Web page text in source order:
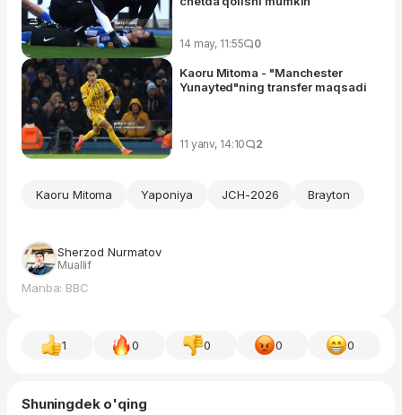
14 may, 11:55 0
Kaoru Mitoma - "Manchester
Yunayted"ning transfer maqsadi
11 yanv, 14:10 2
Kaoru Mitoma Yaponiya JCH-2026 Brayton
Sherzod Nurmatov
Muallif
Manba: BBC
1 0 0 0 0
Shuningdek o'qing